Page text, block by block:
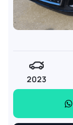
2023